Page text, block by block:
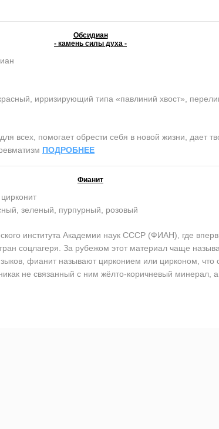
Обсидиан
- камень силы духа -
ирризирующий типа «павлиний хвост»,
помогает обрести себя в новой жизни, дает
ПОДРОБНЕЕ
Фианит
зеленый, пурпурный, розовый
института Академии наук СССР (ФИАН), где
соцлагеря. За рубежом этот материал чаще
фианит называют цирконием или цирконом, что
не связанный с ним жёлто-коричневый минерал,